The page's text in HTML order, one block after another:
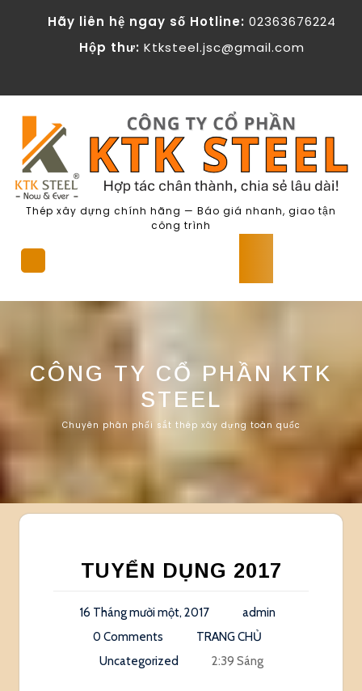
Hãy liên hệ ngay số Hotline: 02363676224
Hộp thư: Ktksteel.jsc@gmail.com
Thép xây dựng chính hãng — Báo giá nhanh, giao tận
công trình
CÔNG TY CỔ PHẦN KTK
STEEL
Chuyên phân phối sắt thép xây dựng toàn quốc
TUYỂN DỤNG 2017
16 Tháng mười một, 2017
admin
0 Comments
TRANG CHỦ
Uncategorized
2:39 Sáng